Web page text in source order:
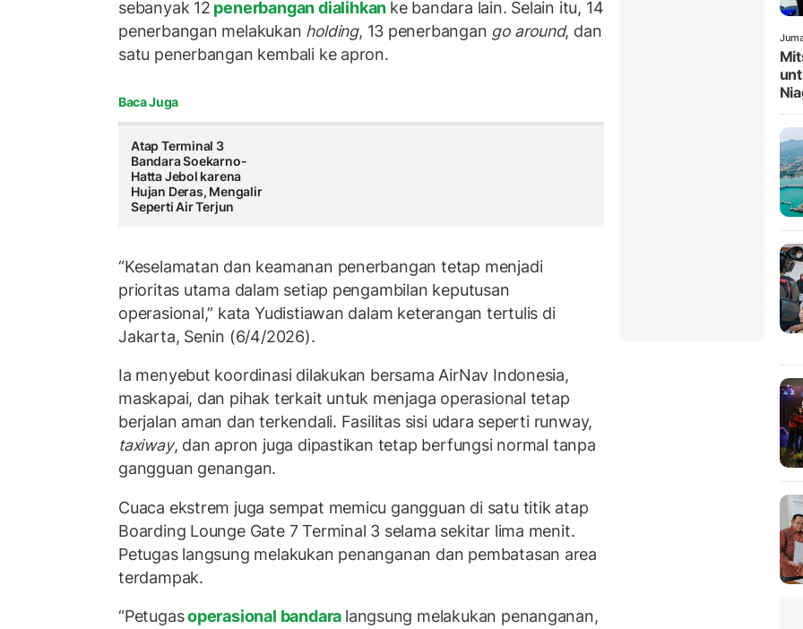
sebanyak 12 penerbangan dialihkan ke bandara lain. Selain itu, 14
penerbangan melakukan holding, 13 penerbangan go around, dan
satu penerbangan kembali ke apron.
Baca Juga
Atap Terminal 3
Bandara Soekarno-
Hatta Jebol karena
Hujan Deras, Mengalir
Seperti Air Terjun
“Keselamatan dan keamanan penerbangan tetap menjadi
prioritas utama dalam setiap pengambilan keputusan
operasional,” kata Yudistiawan dalam keterangan tertulis di
Jakarta, Senin (6/4/2026).
Ia menyebut koordinasi dilakukan bersama AirNav Indonesia,
maskapai, dan pihak terkait untuk menjaga operasional tetap
berjalan aman dan terkendali. Fasilitas sisi udara seperti runway,
taxiway, dan apron juga dipastikan tetap berfungsi normal tanpa
gangguan genangan.
Cuaca ekstrem juga sempat memicu gangguan di satu titik atap
Boarding Lounge Gate 7 Terminal 3 selama sekitar lima menit.
Petugas langsung melakukan penanganan dan pembatasan area
terdampak.
“Petugasoperasional bandara langsung melakukan penanganan,